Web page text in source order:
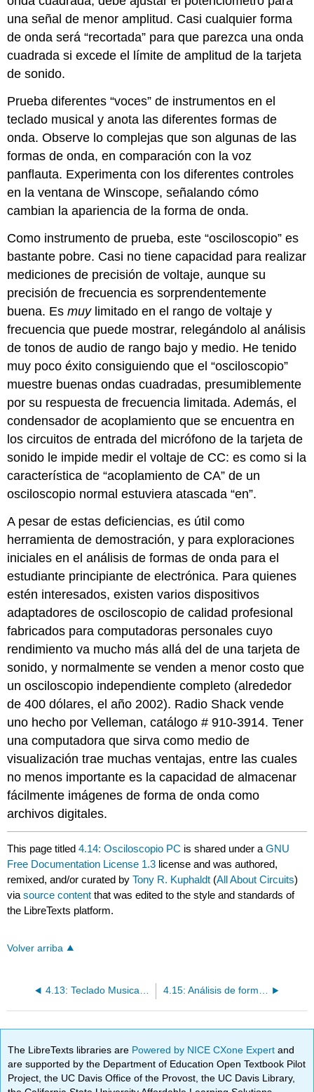
una señal de menor amplitud. Casi cualquier forma
de onda será “recortada” para que parezca una onda
cuadrada si excede el límite de amplitud de la tarjeta
de sonido.
Prueba diferentes “voces” de instrumentos en el
teclado musical y anota las diferentes formas de
onda. Observe lo complejas que son algunas de las
formas de onda, en comparación con la voz
panflauta. Experimenta con los diferentes controles
en la ventana de Winscope, señalando cómo
cambian la apariencia de la forma de onda.
Como instrumento de prueba, este “osciloscopio” es
bastante pobre. Casi no tiene capacidad para realizar
mediciones de precisión de voltaje, aunque su
precisión de frecuencia es sorprendentemente
buena. Esmuylimitado en el rango de voltaje y
frecuencia que puede mostrar, relegándolo al análisis
de tonos de audio de rango bajo y medio. He tenido
muy poco éxito consiguiendo que el “osciloscopio”
muestre buenas ondas cuadradas, presumiblemente
por su respuesta de frecuencia limitada. Además, el
condensador de acoplamiento que se encuentra en
los circuitos de entrada del micrófono de la tarjeta de
sonido le impide medir el voltaje de CC: es como si la
característica de “acoplamiento de CA” de un
osciloscopio normal estuviera atascada “en”.
A pesar de estas deficiencias, es útil como
herramienta de demostración, y para exploraciones
iniciales en el análisis de formas de onda para el
estudiante principiante de electrónica. Para quienes
estén interesados, existen varios dispositivos
adaptadores de osciloscopio de calidad profesional
fabricados para computadoras personales cuyo
rendimiento va mucho más allá del de una tarjeta de
sonido, y normalmente se venden a menor costo que
un osciloscopio independiente completo (alrededor
de 400 dólares, el año 2002). Radio Shack vende
uno hecho por Velleman, catálogo # 910-3914. Tener
una computadora que sirva como medio de
visualización trae muchas ventajas, entre las cuales
no menos importante es la capacidad de almacenar
fácilmente imágenes de forma de onda como
archivos digitales.
This page titled4.14: Osciloscopio PC is shared under aGNU
Free Documentation License 1.3 license and was authored,
remixed, and/or curated byTony R. Kuphaldt (All About Circuits)
viasource content that was edited to the style and standards of
the LibreTexts platform.
Volver arriba
4.13: Teclado Musical como Generador de Señal 4.15: Análisis de forma de onda
The LibreTexts libraries are Powered by NICE CXone Expertand
are supported by the Department of Education Open Textbook Pilot
Project, the UC Davis Office of the Provost, the UC Davis Library,